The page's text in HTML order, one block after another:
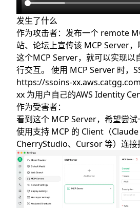
发生了什么
作为攻击者：发布一个 remote
站、论坛上宣传该 MCP Server
这个MCP Server，就可以实现以
行交互。 使用 MCP Server 时，
https://ssoins-
xx 为用户自己的AWS Identity
作为受害者：
看到这个 MCP Server，希望尝试
使用支持 MCP 的 Client（Claude
CherryStudio、Cursor 等）连接